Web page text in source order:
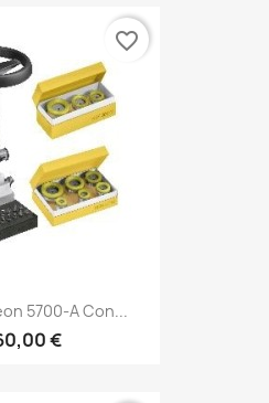
5700-A Con...
€
favorite_border